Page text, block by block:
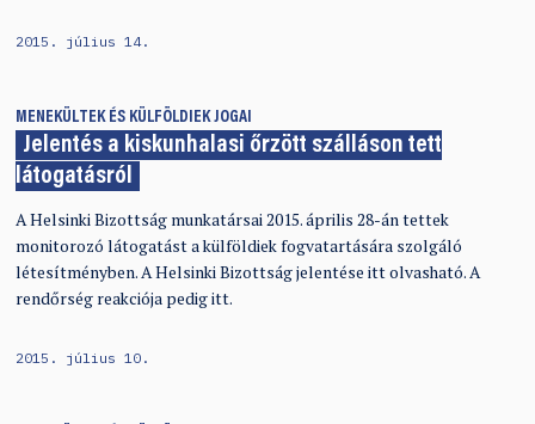
2015. július 14.
MENEKÜLTEK ÉS KÜLFÖLDIEK JOGAI
Jelentés a kiskunhalasi őrzött szálláson tett
látogatásról
A Helsinki Bizottság munkatársai 2015. április 28-án tettek
monitorozó látogatást a külföldiek fogvatartására szolgáló
létesítményben. A Helsinki Bizottság jelentése itt olvasható. A
rendőrség reakciója pedig itt.
2015. július 10.